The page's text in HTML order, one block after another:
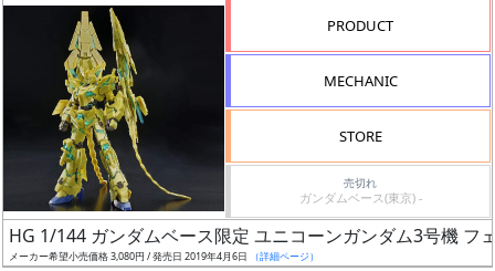
フ
リ
PRODUCT
MECHANIC
STORE
売切れ
ガンダムベース(東京) -
HG 1/144 ガンダムベース限定 ユニコーンガンダム3号機
メーカー希望小売価格 3,080円 / 発売日 2019年4月6日 （詳細ページ）